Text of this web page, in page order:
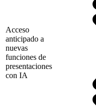
Acceso
anticipado a
nuevas
funciones de
presentaciones
con IA